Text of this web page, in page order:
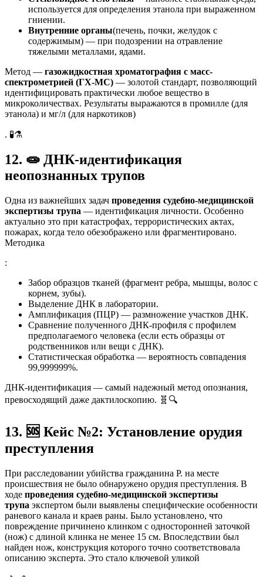
используется для определения этанола при выраженном
гниении.
Внутренние органы(печень, почки, желудок с
содержимым) — при подозрении на отравление
тяжелыми металлами, ядами.
Метод — газожидкостная хроматография с масс-
спектрометрией (ГХ-МС) — золотой стандарт, позволяющий
идентифицировать практически любое вещество в
микроколичествах. Результаты выражаются в промилле (для
этанола) и мг/л (для наркотиков)
. 🧪⚗️
12. 🧫 ДНК-идентификация
неопознанных трупов
Одна из важнейших задач проведения судебно-медицинской
экспертизы трупа — идентификация личности. Особенно
актуально это при катастрофах, террористических актах,
пожарах, когда тело обезображено или фрагментировано.
Методика
:
Забор образцов тканей (фрагмент ребра, мышцы, волос с
корнем, зубы).
Выделение ДНК в лаборатории.
Амплификация (ПЦР) — размножение участков ДНК.
Сравнение полученного ДНК-профиля с профилем
предполагаемого человека (если есть образцы от
родственников или вещи с ДНК).
Статистическая обработка — вероятность совпадения
99,999999%.
ДНК-идентификация — самый надежный метод опознания,
превосходящий даже дактилоскопию. 🧬🔍
13. 🆘 Кейс №2: Установление орудия
преступления
При расследовании убийства гражданина Р. на месте
происшествия не было обнаружено орудия преступления. В
ходе проведения судебно-медицинской экспертизы
трупа экспертом были выявлены специфические особенности
раневого канала и краев раны. Было установлено, что
повреждение причинено клинком с односторонней заточкой
(нож) с длиной клинка не менее 15 см. Впоследствии был
найден нож, конструкция которого точно соответствовала
описанию эксперта. Это стало ключевой уликой